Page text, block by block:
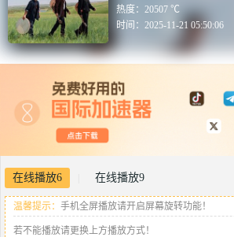
热度：20507 ℃
时间：2025-11-21 05:50:06
在线播放6 在线播放9
温馨提示： 手机全屏播放请开启屏幕旋转功能！
若不能播放请更换上方播放方式！